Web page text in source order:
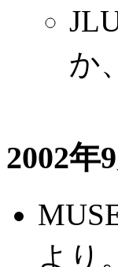
か
2002年
より。